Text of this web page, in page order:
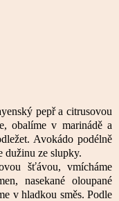
pepř a citrusovou
obalíme v marinádě a
Avokádo podélně
dužinu ze slupky.
šťávou, vmícháme
nasekané oloupané
v hladkou směs. Podle